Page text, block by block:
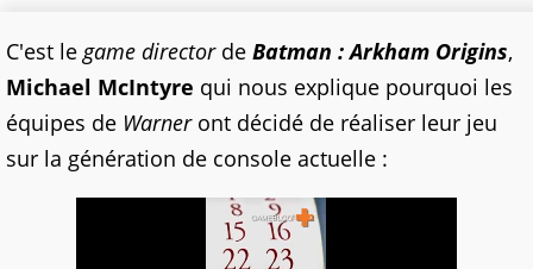
C'est le game directorde Batman : Arkham Origins,
Michael McIntyre qui nous explique pourquoi les
équipes de Warneront décidé de réaliser leur jeu
sur la génération de console actuelle :